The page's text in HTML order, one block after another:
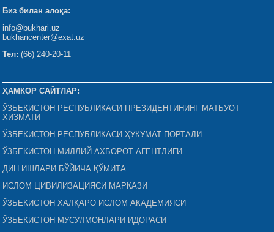
Биз билан алоқа:
info@bukhari.uz
bukharicenter@exat.uz
Тел: (66) 240-20-11
ҲАМКОР САЙТЛАР:
ЎЗБЕКИСТОН РЕСПУБЛИКАСИ ПРЕЗИДЕНТИНИНГ МАТБУОТ
ХИЗМАТИ
ЎЗБЕКИСТОН РЕСПУБЛИКАСИ ҲУКУМАТ ПОРТАЛИ
ЎЗБЕКИСТОН МИЛЛИЙ АХБОРОТ АГЕНТЛИГИ
ДИН ИШЛАРИ БЎЙИЧА ҚЎМИТА
ИСЛОМ ЦИВИЛИЗАЦИЯСИ МАРКАЗИ
ЎЗБЕКИСТОН ХАЛҚАРО ИСЛОМ АКАДЕМИЯСИ
ЎЗБЕКИСТОН МУСУЛМОНЛАРИ ИДОРАСИ